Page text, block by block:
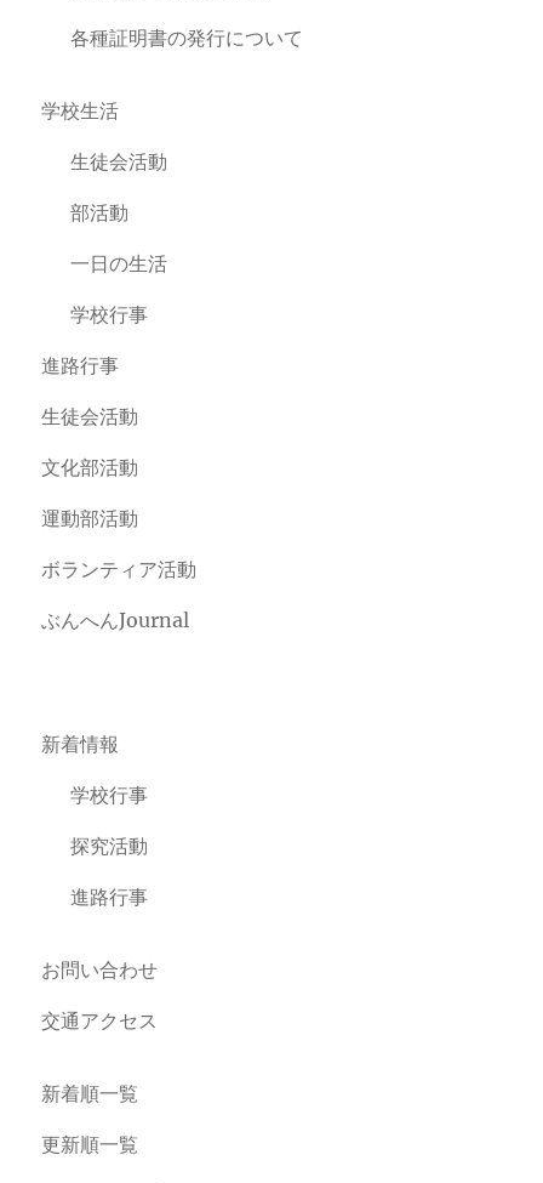
各種証明書の発行について
学校生活
生徒会活動
部活動
一日の生活
学校行事
進路行事
生徒会活動
文化部活動
運動部活動
ボランティア活動
ぶんへんJournal
新着情報
学校行事
探究活動
進路行事
お問い合わせ
交通アクセス
新着順一覧
更新順一覧